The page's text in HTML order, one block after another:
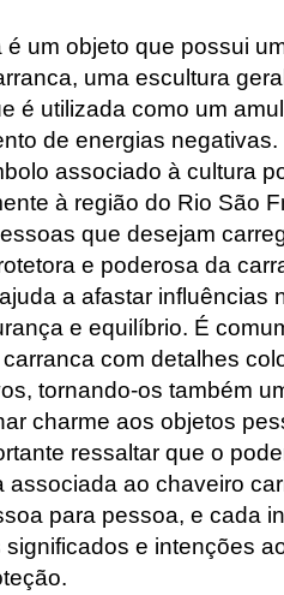
um objeto que possui
uma escultura
é utilizada como um
de energias negativas.
associado à cultura
à região do Rio São
que desejam
e poderosa da
a afastar influências
e equilíbrio. É
com detalhes
tornando-os também
charme aos objetos
ressaltar que o
associada ao chaveiro
para pessoa, e cada
e intenções